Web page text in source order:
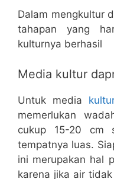
Dalam mengkultur
tahapan yang
kulturnya berhasil
Media kultur
Untuk media
memerlukan
cukup 15-20 cm
tempatnya luas.
ini merupakan hal
karena jika air